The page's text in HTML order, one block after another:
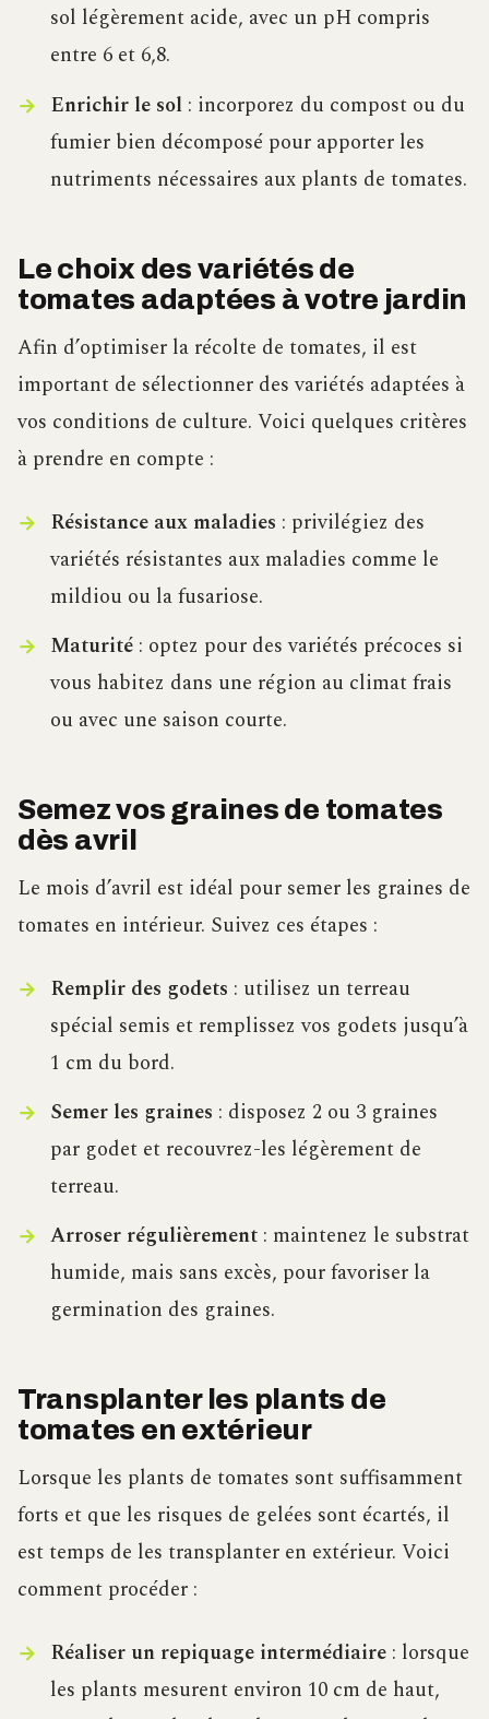
sol légèrement acide, avec un pH compris
entre 6 et 6,8.
Enrichir le sol: incorporez du compost ou du
fumier bien décomposé pour apporter les
nutriments nécessaires aux plants de tomates.
Le choix des variétés de
tomates adaptées à votre jardin
Afin d’optimiser la récolte de tomates, il est
important de sélectionner des variétés adaptées à
vos conditions de culture. Voici quelques critères
à prendre en compte :
Résistance aux maladies : privilégiez des
variétés résistantes aux maladies comme le
mildiou ou la fusariose.
Maturité: optez pour des variétés précoces si
vous habitez dans une région au climat frais
ou avec une saison courte.
Semez vos graines de tomates
dès avril
Le mois d’avril est idéal pour semer les graines de
tomates en intérieur. Suivez ces étapes :
Remplir des godets : utilisez un terreau
spécial semis et remplissez vos godets jusqu’à
1 cm du bord.
Semer les graines : disposez 2 ou 3 graines
par godet et recouvrez-les légèrement de
terreau.
Arroser régulièrement: maintenez le substrat
humide, mais sans excès, pour favoriser la
germination des graines.
Transplanter les plants de
tomates en extérieur
Lorsque les plants de tomates sont suffisamment
forts et que les risques de gelées sont écartés, il
est temps de les transplanter en extérieur. Voici
comment procéder :
Réaliser un repiquage intermédiaire: lorsque
les plants mesurent environ 10 cm de haut,